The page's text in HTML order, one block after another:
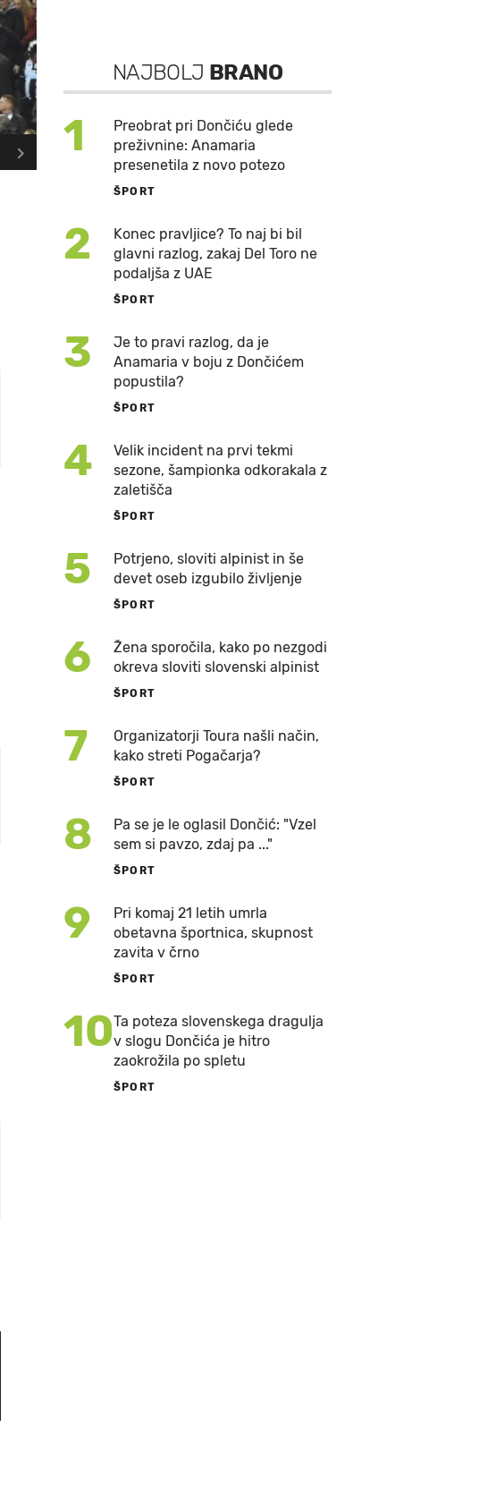
NAJBOLJ BRANO
1
Preobrat pri Dončiću glede
preživnine: Anamaria
presenetila z novo potezo
ŠPORT
2
Konec pravljice? To naj bi bil
glavni razlog, zakaj Del Toro ne
podaljša z UAE
ŠPORT
3
Je to pravi razlog, da je
Anamaria v boju z Dončićem
popustila?
ŠPORT
4
Velik incident na prvi tekmi
sezone, šampionka odkorakala z
zaletišča
ŠPORT
5
Potrjeno, sloviti alpinist in še
devet oseb izgubilo življenje
ŠPORT
6
Žena sporočila, kako po nezgodi
okreva sloviti slovenski alpinist
ŠPORT
7
Organizatorji Toura našli način,
kako streti Pogačarja?
ŠPORT
8
Pa se je le oglasil Dončić: "Vzel
sem si pavzo, zdaj pa ..."
ŠPORT
9
Pri komaj 21 letih umrla
obetavna športnica, skupnost
zavita v črno
ŠPORT
10Ta poteza slovenskega dragulja
v slogu Dončića je hitro
zaokrožila po spletu
ŠPORT